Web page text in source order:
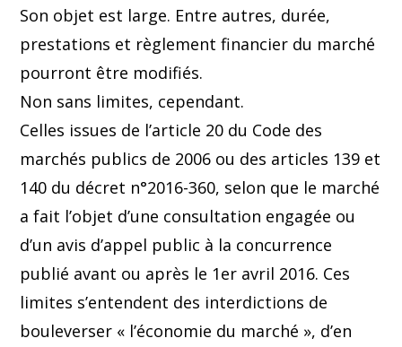
Son objet est large. Entre autres, durée,
prestations et règlement financier du marché
pourront être modifiés.
Non sans limites, cependant.
Celles issues de l’article 20 du Code des
marchés publics de 2006 ou des articles 139 et
140 du décret n°2016-360, selon que le marché
a fait l’objet d’une consultation engagée ou
d’un avis d’appel public à la concurrence
publié avant ou après le 1er avril 2016. Ces
limites s’entendent des interdictions de
bouleverser « l’économie du marché », d’en